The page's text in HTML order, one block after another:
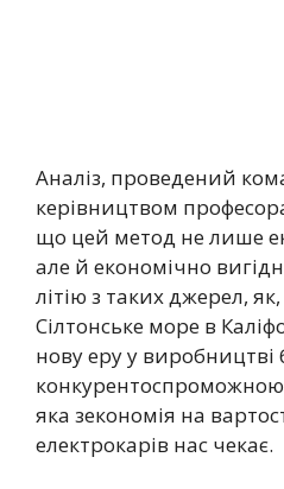
Аналіз, проведений
керівництвом
що цей метод не лише
але й економічно
літію з таких джерел,
Сілтонське море в
нову еру у виробництві
конкурентоспроможною
яка зекономія на
електрокарів нас чекає.